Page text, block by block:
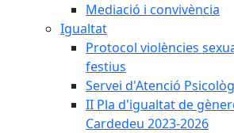
Mediació i convivència
Igualtat
Protocol violències
festius
Servei d'Atenció
II Pla d'igualtat de
Cardedeu 2023-2026